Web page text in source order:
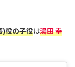
)役の子役は湯田 幸